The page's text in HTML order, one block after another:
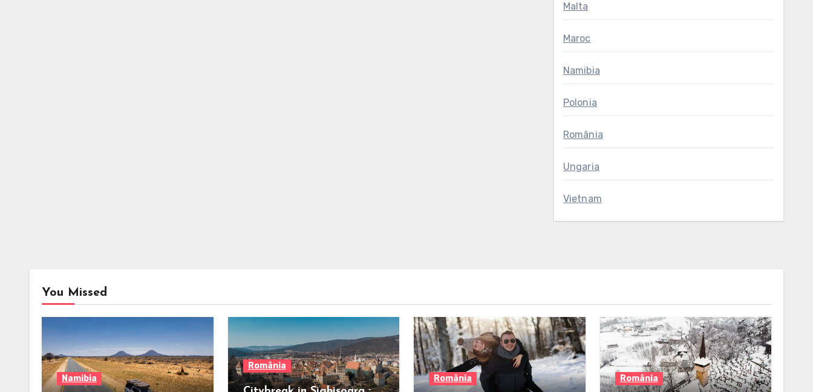
Malta
Maroc
Namibia
Polonia
România
Ungaria
Vietnam
You Missed
Namibia
România
România România